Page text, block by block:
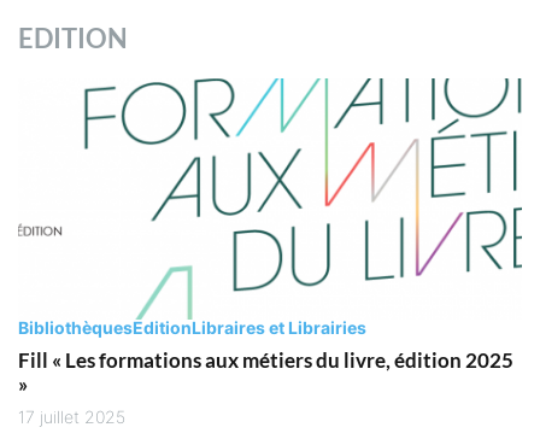
EDITION
BibliothèquesEditionLibraires et Librairies
Fill « Les formations aux métiers du livre, édition 2025
»
17 juillet 2025